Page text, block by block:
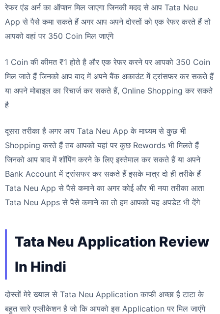
रेफर एंड अर्न का ऑप्शन मिल जाएगा जिनकी मदद से आप Tata Neu
App से पैसे कमा सकते हैं अगर आप अपने दोस्तों को एक रेफर करते हैं तो
आपको वहां पर 350 Coin मिल जाएंगे
1 Coin की कीमत ₹1 होते है और एक रेफर करने पर आपको 350 Coin
मिल जाते हैं जिनको आप बाद में अपने बैंक अकाउंट में ट्रांसफर कर सकते हैं
या अपने मोबाइल का रिचार्ज कर सकते हैं, Online Shopping कर सकते
है
दूसरा तरीका है अगर आप Tata Neu App के माध्यम से कुछ भी
Shopping करते हैं तब आपको यहां पर कुछ Rewords भी मिलते हैं
जिनको आप बाद में शॉपिंग करने के लिए इस्तेमाल कर सकते हैं या अपने
Bank Account में ट्रांसफर कर सकते हैं इसके मात्र दो ही तरीके हैं
Tata Neu App से पैसे कमाने का अगर कोई और भी नया तरीका आता
Tata Neu Apps से पैसे कमाने का तो हम आपको यह अपडेट भी देंगे
Tata Neu Application Review
In Hindi
दोस्तों मेरे ख्याल से Tata Neu Application काफी अच्छा है टाटा के
बहुत सारे एप्लीकेशन है जो कि आपको इस Application पर मिल जाएंगे